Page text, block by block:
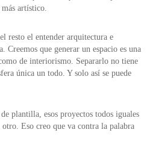
artístico.
resto el entender arquitectura e
Creemos que generar un espacio es una
de interiorismo. Separarlo no tiene
única un todo. Y solo así se puede
plantilla, esos proyectos todos iguales
Eso creo que va contra la palabra